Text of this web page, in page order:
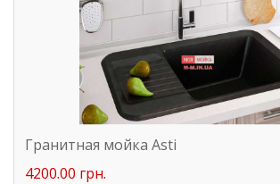
Гранитная мойка Asti
4200.00 грн.